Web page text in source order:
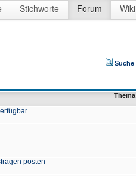
Stichworte Forum Wiki
Suche
Thema
posten